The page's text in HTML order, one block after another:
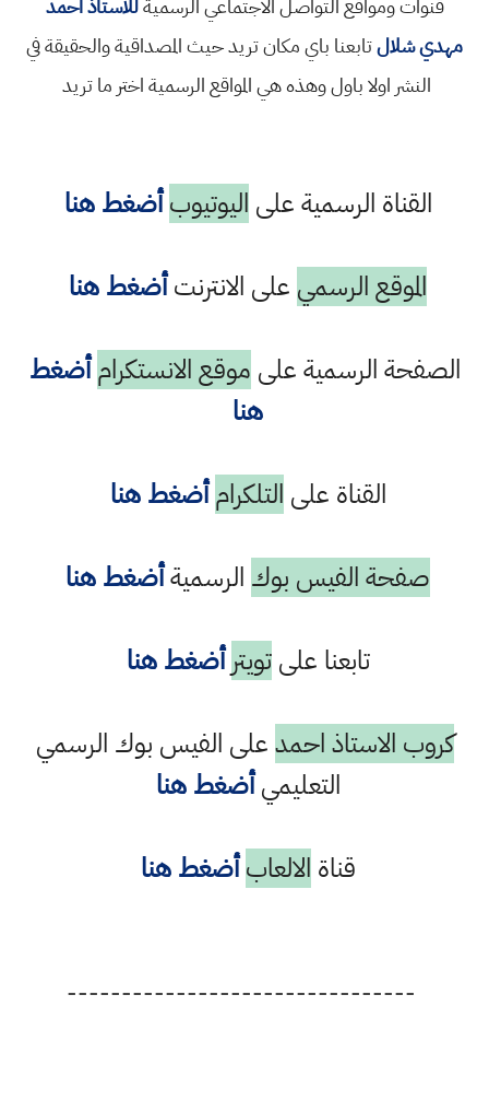
قنوات ومواقع التواصل الاجتماعي الرسميةللاستاذ احمد
مهدي شلالتابعنا باي مكان تريد حيث المصداقية والحقيقة في
النشر اولا باول وهذه هي المواقع الرسمية اختر ما تريد
القناة الرسمية على اليوتيوب أضغط هنا
الموقع الرسمي على الانترنتأضغط هنا
الصفحة الرسمية على موقع الانستكرام أضغط
هنا
القناة على التلكرام أضغط هنا
صفحة الفيس بوك الرسميةأضغط هنا
تابعنا علىتويتر أضغط هنا
كروب الاستاذ احمدعلى الفيس بوك الرسمي
التعليميأضغط هنا
قناة الالعاب أضغط هنا
--------------------------------